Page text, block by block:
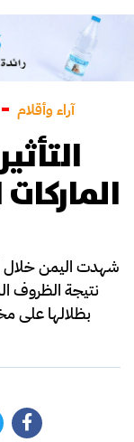
آراء وأقلام
شهدت اليمن خلال
نتيجة الظروف
بظلالها على